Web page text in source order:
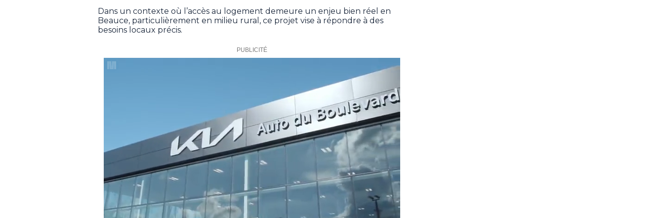
Dans un contexte où l’accès au logement demeure un enjeu bien réel en
Beauce, particulièrement en milieu rural, ce projet vise à répondre à des
besoins locaux précis.